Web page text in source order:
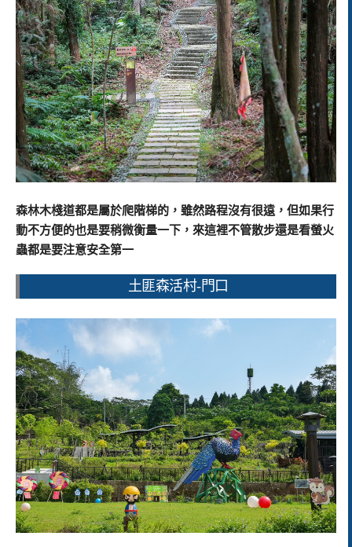
森林木棧道都是屬於爬階梯的，雖然路程沒有很遠，但如果行
動不方便的也是要稍微衡量一下，來這裡不管散步還是看螢火
蟲都是要注意安全第一
土匪森活村-門口